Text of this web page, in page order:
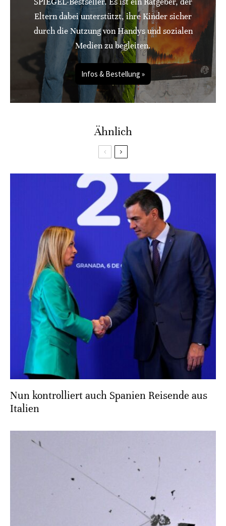
Eltern dabei unterstützt, ihre Kinder sicher
durch die Nutzung von Handys und sozialen
Medien zu begleiten.
Infos & Bestellung »
Ähnlich
Nun kontrolliert auch Spanien Reisende aus
Italien